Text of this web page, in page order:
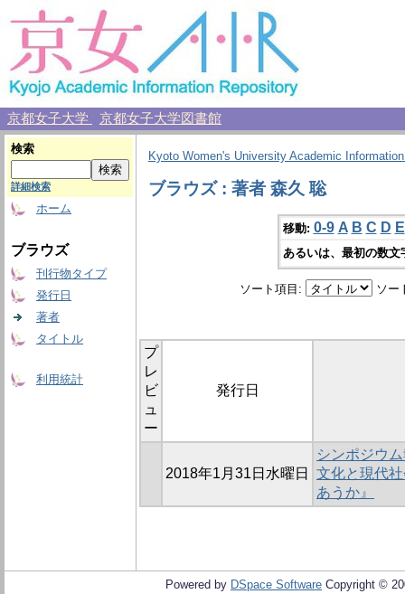
京都女子大学 京都女子大学図書館
検索
詳細検索
ホーム
ブラウズ
刊行物タイプ
発行日
著者
タイトル
利用統計
Kyoto Women's University Academic
ブラウズ : 著者 森久 聡
移動: 0-9 A B C D E
あるいは、最初の数
ソート項目: ソー
プ
レ
ビ
ュ
ー
発行日
2018年1月31日水曜日
シンポジウ
文化と現代
あうか』
Powered by DSpace Software Copyright ©